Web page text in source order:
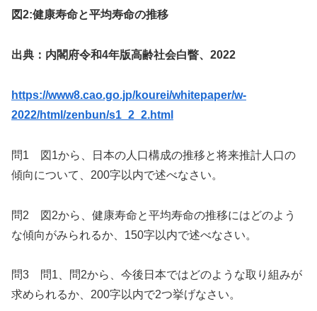
図2:健康寿命と平均寿命の推移
出典：内閣府令和4年版高齢社会白瞥、2022
https://www8.cao.go.jp/kourei/whitepaper/w-
2022/html/zenbun/s1_2_2.html
問1 図1から、日本の人口構成の推移と将来推計人口の
傾向について、200字以内で述べなさい。
問2 図2から、健康寿命と平均寿命の推移にはどのよう
な傾向がみられるか、150字以内で述べなさい。
問3 問1、問2から、今後日本ではどのような取り組みが
求められるか、200字以内で2つ挙げなさい。